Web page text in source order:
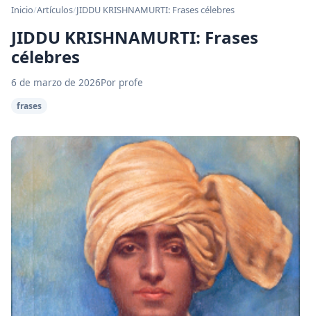
Inicio/Artículos/JIDDU KRISHNAMURTI: Frases célebres
JIDDU KRISHNAMURTI: Frases
célebres
6 de marzo de 2026Por profe
frases